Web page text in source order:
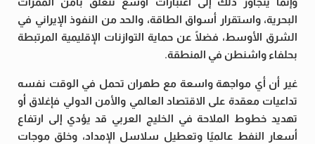
البحرية، واستقرار أسواق الطاقة، والحد من النفوذ الإيراني في
الشرق الأوسط، فضلًا عن حماية التوازنات الإقليمية المرتبطة
بحلفاء واشنطن في المنطقة.
غير أن أي مواجهة واسعة مع طهران تحمل في الوقت نفسه
تداعيات معقدة على الاقتصاد العالمي والأمن الدولي فإغلاق أو
تهديد خطوط الملاحة في الخليج العربي قد يؤدي إلى ارتفاع
أسعار النفط عالميًا وتعطيل سلاسل الإمداد، وخلق موجات